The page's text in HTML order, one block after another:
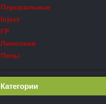
Пероральные
Inject
ГР
Липолики
Пепы
Категории